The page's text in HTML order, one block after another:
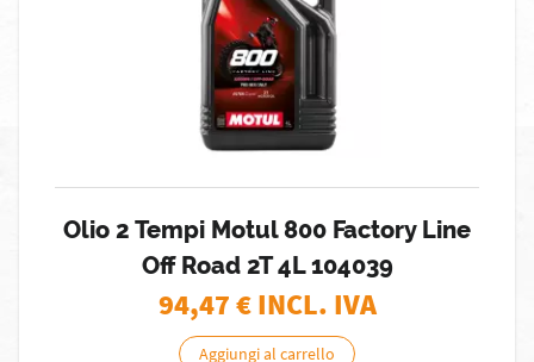
Olio 2 Tempi Motul 800 Factory Line
Off Road 2T 4L 104039
94,47€ INCL. IVA
Aggiungi al carrello